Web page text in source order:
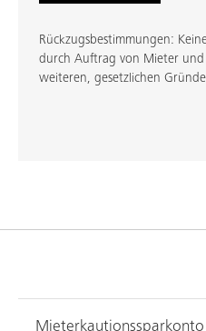
Rückzugsbestimmungen:
durch Auftrag von Mieter
weiteren, gesetzlichen